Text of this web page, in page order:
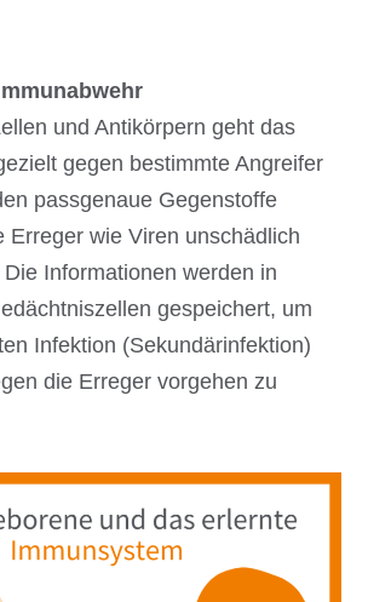
und Antikörpern geht das
gegen bestimmte Angreifer
passgenaue Gegenstoffe
Erreger wie Viren unschädlich
Informationen werden in
gespeichert, um
Infektion (Sekundärinfektion)
die Erreger vorgehen zu